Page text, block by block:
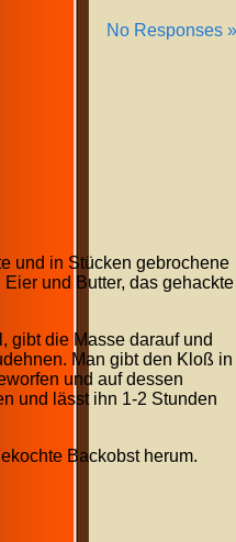
No Responses »
und in Stücken gebrochene
und Butter, das gehackte
gibt die Masse darauf und
Man gibt den Kloß in
und auf dessen
und lässt ihn 1-2 Stunden
Backobst herum.